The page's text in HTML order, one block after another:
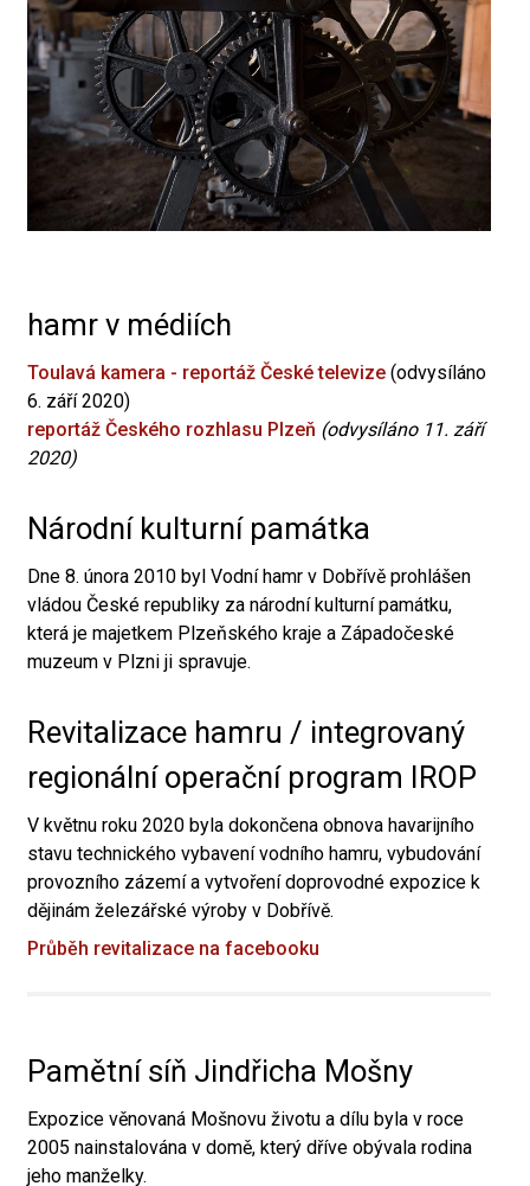
hamr v médiích
Toulavá kamera - reportáž České televize (odvysíláno
6. září 2020)
reportáž Českého rozhlasu Plzeň (odvysíláno 11. září
2020)
Národní kulturní památka
Dne 8. února 2010 byl Vodní hamr v Dobřívě prohlášen
vládou České republiky za národní kulturní památku,
která je majetkem Plzeňského kraje a Západočeské
muzeum v Plzni ji spravuje.
Revitalizace hamru / integrovaný
regionální operační program IROP
V květnu roku 2020 byla dokončena obnova havarijního
stavu technického vybavení vodního hamru, vybudování
provozního zázemí a vytvoření doprovodné expozice k
dějinám železářské výroby v Dobřívě.
Průběh revitalizace na facebooku
Pamětní síň Jindřicha Mošny
Expozice věnovaná Mošnovu životu a dílu byla v roce
2005 nainstalována v domě, který dříve obývala rodina
jeho manželky.